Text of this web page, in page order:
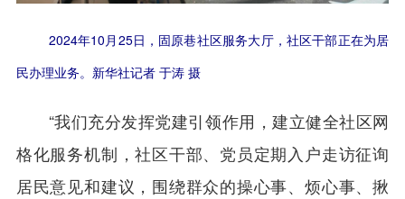
2024年10月25日，固原巷社区服务大厅，社区干部正在为居
民办理业务。新华社记者 于涛 摄
“我们充分发挥党建引领作用，建立健全社区网
格化服务机制，社区干部、党员定期入户走访征询
居民意见和建议，围绕群众的操心事、烦心事、揪